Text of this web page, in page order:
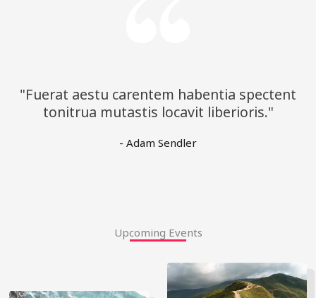
"Fuerat aestu carentem habentia spectent
tonitrua mutastis locavit liberioris."
- Adam Sendler
Upcoming Events